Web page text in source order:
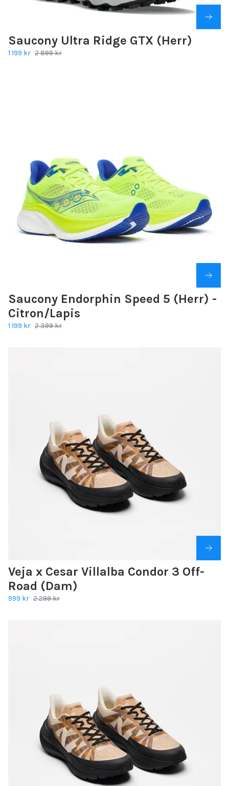
Saucony Ultra Ridge GTX (Herr)
1 199 kr 2 899 kr
Saucony Endorphin Speed 5 (Herr) -
Citron/Lapis
1 199 kr 2 399 kr
Veja x Cesar Villalba Condor 3 Off-
Road (Dam)
999 kr 2 299 kr